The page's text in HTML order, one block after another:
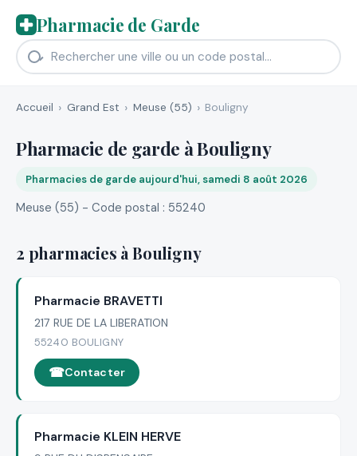
Pharmacie de Garde
Accueil Grand Est Meuse (55) Bouligny
Pharmacie de garde à Bouligny
Pharmacies de garde aujourd'hui, samedi 8 août 2026
Meuse (55) - Code postal : 55240
2 pharmacies à Bouligny
Pharmacie BRAVETTI
217 RUE DE LA LIBERATION
55240 BOULIGNY
Contacter
Pharmacie KLEIN HERVE